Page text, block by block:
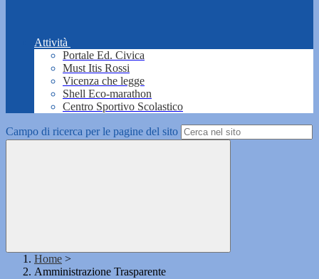
Attività
Portale Ed. Civica
Must Itis Rossi
Vicenza che legge
Shell Eco-marathon
Centro Sportivo Scolastico
Campo di ricerca per le pagine del sito
Home >
Amministrazione Trasparente